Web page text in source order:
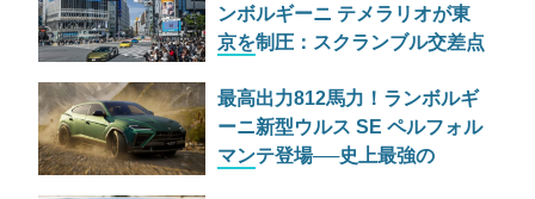
ンボルギーニ テメラリオが東
京を制圧：スクランブル交差点
最高出力812馬力！ランボルギ
ーニ新型ウルス SE ペルフォル
マンテ登場──史上最強の